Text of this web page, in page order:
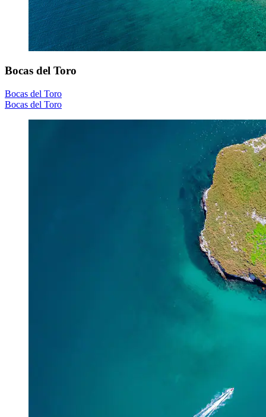
Bocas del Toro
Bocas del Toro
Bocas del Toro